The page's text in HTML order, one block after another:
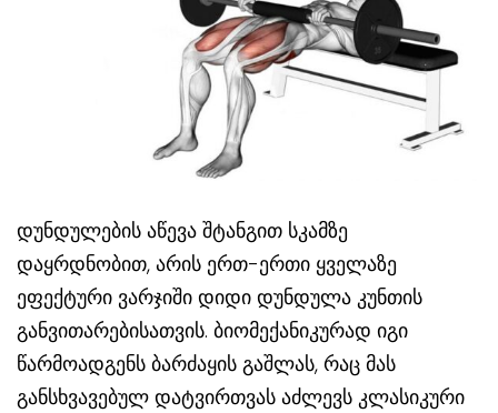
დუნდულების აწევა შტანგით სკამზე
დაყრდნობით, არის ერთ-ერთი ყველაზე
ეფექტური ვარჯიში დიდი დუნდულა კუნთის
განვითარებისათვის. ბიომექანიკურად იგი
წარმოადგენს ბარძაყის გაშლას, რაც მას
განსხვავებულ დატვირთვას აძლევს კლასიკური